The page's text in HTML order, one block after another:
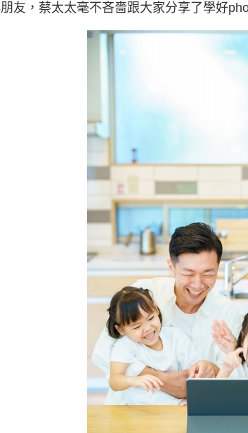
友，蔡太太毫不吝嗇跟大家分享了學好